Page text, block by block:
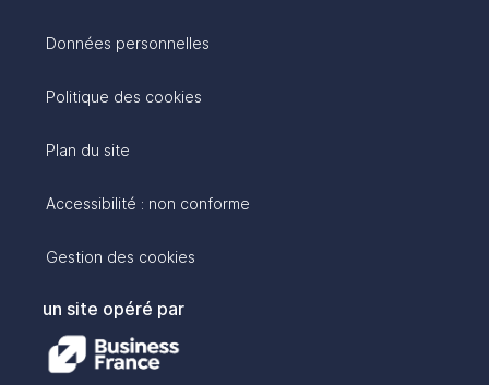
Données personnelles
Politique des cookies
Plan du site
Accessibilité : non conforme
Gestion des cookies
un site opéré par